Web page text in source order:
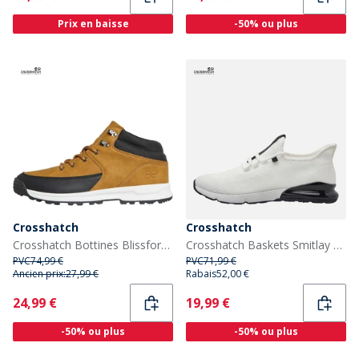
Prix en baisse -50% ou plus
Crosshatch
Crosshatch Bottines Blissford Homme marron
PVC74,99 €
Ancien prix:27,99 €
Current
24,99 €
-50% ou plus
Crosshatch
Crosshatch Baskets Smitlay Homme Blanc/Noir
PVC71,99 €
Rabais52,00 €
Current
19,99 €
-50% ou plus